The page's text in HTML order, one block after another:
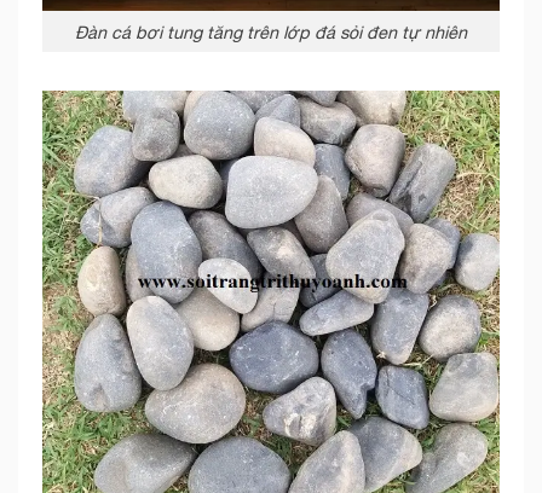
Đàn cá bơi tung tăng trên lớp đá sỏi đen tự nhiên